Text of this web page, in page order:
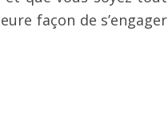
façon de s’engager